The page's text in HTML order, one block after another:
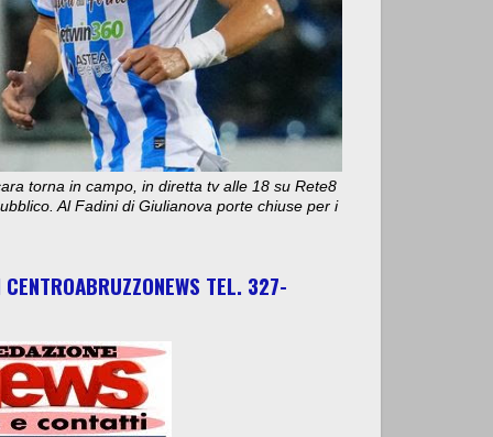
torna in campo, in diretta tv alle 18 su Rete8
Al Fadini di Giulianova porte chiuse per i
CENTROABRUZZONEWS TEL. 327-